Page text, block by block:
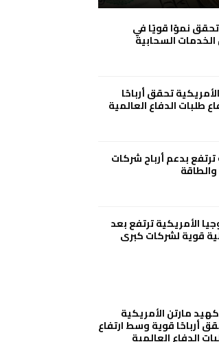
نموًا قويًا في
الخدمات السحابية
تحقق أرباحًا
طلبات الدفاع العالمية
بدعم أرباح شركات
والطاقة
الأمريكية ترتفع بعد
قوية لشركات كبرى
مارتن الأمريكية
أرباحًا قوية وسط ارتفاع
الدفاع العالمية